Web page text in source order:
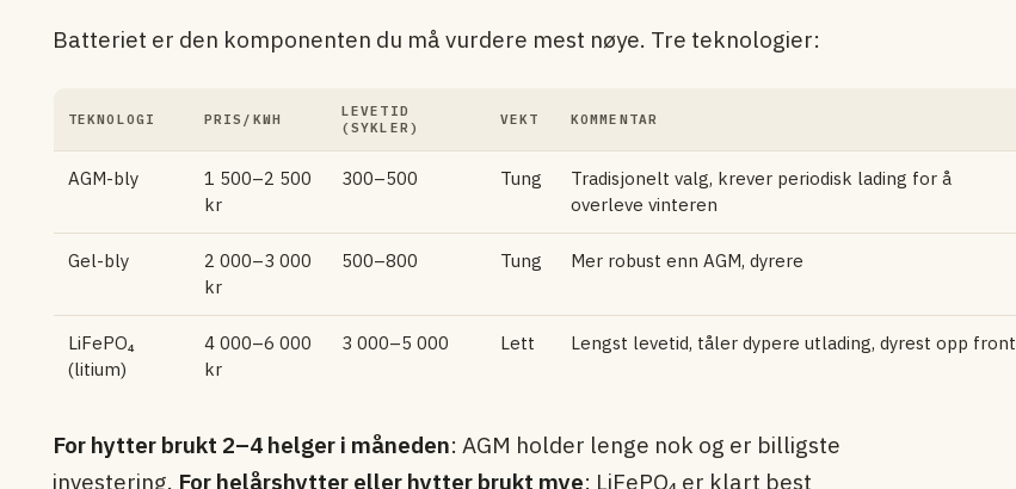
Batteriet er den komponenten du må vurdere mest nøye. Tre teknologier:
TEKNOLOGI PRIS/KWH
LEVETID
(SYKLER)
VEKT KOMMENTAR
AGM-bly
1 500–2 500
kr
300–500 Tung
Tradisjonelt valg, krever periodisk lading for å
overleve vinteren
Gel-bly
2 000–3 000
kr
500–800 Tung Mer robust enn AGM, dyrere
LiFePO₄
(litium)
4 000–6 000
kr
3 000–5 000 Lett Lengst levetid, tåler dypere utlading, dyrest opp front
For hytter brukt 2–4 helger i måneden: AGM holder lenge nok og er billigste
investering. For helårshytter eller hytter brukt mye: LiFePO₄ er klart best